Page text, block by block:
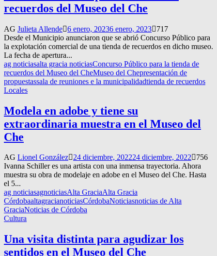
recuerdos del Museo del Che
AG Julieta Allende 6 enero, 20236 enero, 2023
717
Desde el Municipio anunciaron que se abrió Concurso Público para
la explotación comercial de una tienda de recuerdos en dicho museo.
La fecha de apertura...
ag noticiasalta gracia noticiasConcurso Público para la tienda de
recuerdos del Museo del CheMuseo del Chepresentación de
propuestassala de reuniones e la municipalidadtienda de recuerdos
Locales
Modela en adobe y tiene su
extraordinaria muestra en el Museo del
Che
AG Lionel González 24 diciembre, 202224 diciembre, 2022
756
Ivanna Schiller es una artista con una inmensa trayectoria. Ahora
muestra su obra de modelaje en adobe en el Museo del Che. Hasta
el 5...
ag noticiasagnoticiasAlta GraciaAlta Gracia
CórdobaaltagracianoticiasCórdobaNoticiasnoticias de Alta
GraciaNoticias de Córdoba
Cultura
Una visita distinta para agudizar los
sentidos en el Museo del Che